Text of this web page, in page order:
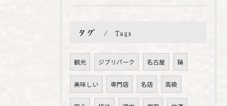
タグ Tags
観光 ジブリパーク 名古屋 鍋
美味しい 専門店 名店 高級